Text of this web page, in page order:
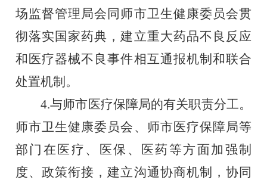
场监督管理局会同师市卫生健康委员会贯
彻落实国家药典，建立重大药品不良反应
和医疗器械不良事件相互通报机制和联合
处置机制。
4.与师市医疗保障局的有关职责分工。
师市卫生健康委员会、师市医疗保障局等
部门在医疗、医保、医药等方面加强制
度、政策衔接，建立沟通协商机制，协同